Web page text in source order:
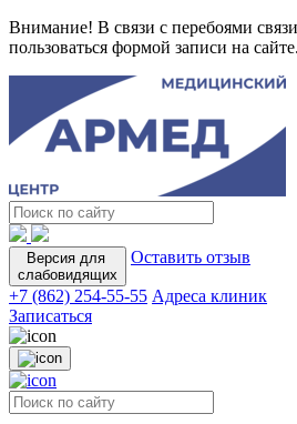
Внимание! В связи с перебоями
пользоваться формой записи на сайте.
Версия для
слабовидящих
Оставить отзыв
+7 (862) 254-55-55 Адреса клиник
Записаться